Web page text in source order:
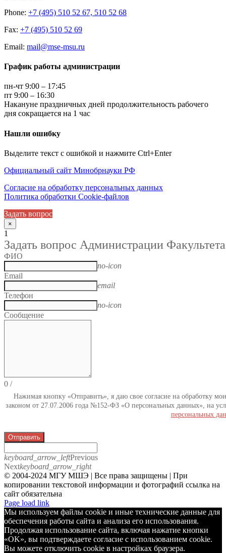
Phone: +7 (495) 510 52 67, 510 52 68
Fax: +7 (495) 510 52 69
Email: mail@mse-msu.ru
График работы администрации
пн-чт 9:00 – 17:45
пт 9:00 – 16:30
Накануне праздничных дней продолжительность рабочего
дня сокращается на 1 час
Нашли ошибку
Выделите текст с ошибкой и нажмите Ctrl+Enter
Официальный сайт Минобрнауки РФ
Согласие на обработку персональных данных
Политика обработки Cookie-файлов
Задать вопрос
×
1
Задать вопрос Администрации Факультета
ФИО
no-icon
Email
email
Телефон
no-icon
Сообщение
0 /
Нажимая кнопку «Отправить», я даю свое согласие на обработку
законом от 27.07.2006 года №152-ФЗ «О персональных данных», на
персональных
Отправить
keyboard_arrow_leftPrevious
Nextkeyboard_arrow_right
© 2004-2024 МГУ МШЭ | Все права защищены | При
копировании текстовой информации и фотографий ссылка на
сайт обязательна
Telegram
Page load link
Мы используем файлы cookie и иные технические данные для
обеспечения работы сайта и анализа его использования.
Продолжая использование сайта, включая нажатие кнопки
«OK», вы подтверждаете согласие с использованием cookie.
Вы можете отключить cookie в настройках браузера.